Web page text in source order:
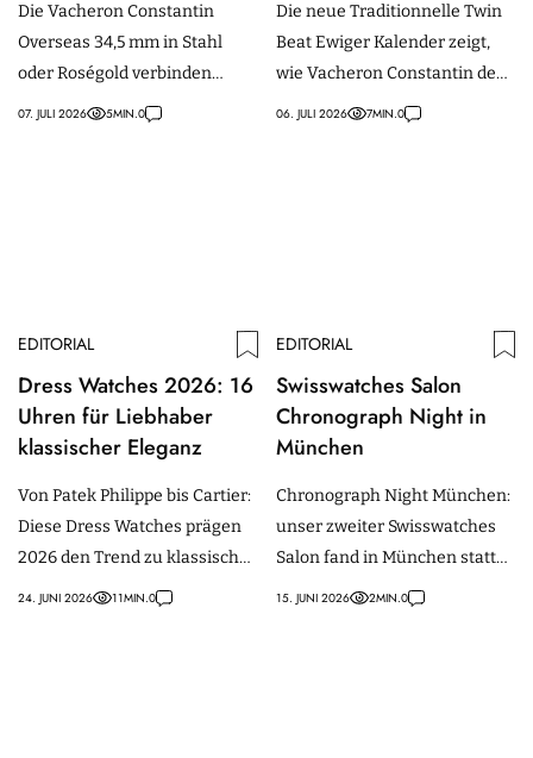
und Gold
Die Vacheron Constantin
Overseas 34,5 mm in Stahl
oder Roségold verbinden
Manufakturkaliber,
07. JULI 2026 5MIN.0
Die neue Traditionnelle Twin
Beat Ewiger Kalender zeigt,
wie Vacheron Constantin den
ewigen Kalender mit 70 Tagen
06. JULI 2026 7MIN.0
EDITORIAL
Dress Watches 2026: 16
Uhren für Liebhaber
klassischer Eleganz
Von Patek Philippe bis Cartier:
Diese Dress Watches prägen
2026 den Trend zu klassischer
Eleganz, Vintage-Codes und
24. JUNI 2026 11MIN.0
EDITORIAL
Swisswatches Salon
Chronograph Night in
München
Chronograph Night München:
unser zweiter Swisswatches
Salon fand in München statt
und widmete sich der
15. JUNI 2026 2MIN.0